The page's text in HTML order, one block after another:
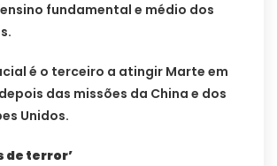
fundamental e médio dos
é o terceiro a atingir Marte em
das missões da China e dos
Unidos.
de terror’